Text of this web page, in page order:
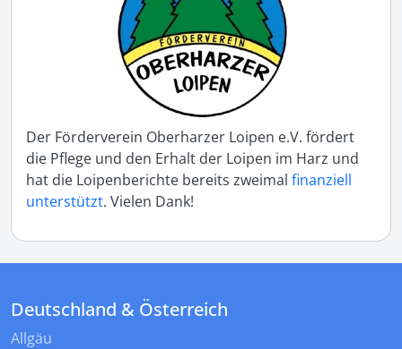
Der Förderverein Oberharzer Loipen e.V. fördert
die Pflege und den Erhalt der Loipen im Harz und
hat die Loipenberichte bereits zweimal finanziell
unterstützt. Vielen Dank!
Deutschland & Österreich
Allgäu